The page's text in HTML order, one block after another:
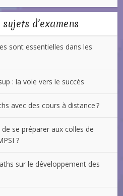
d’examens
sont essentielles dans les
: la voie vers le succès
avec des cours à distance ?
se préparer aux colles de
?
sur le développement des